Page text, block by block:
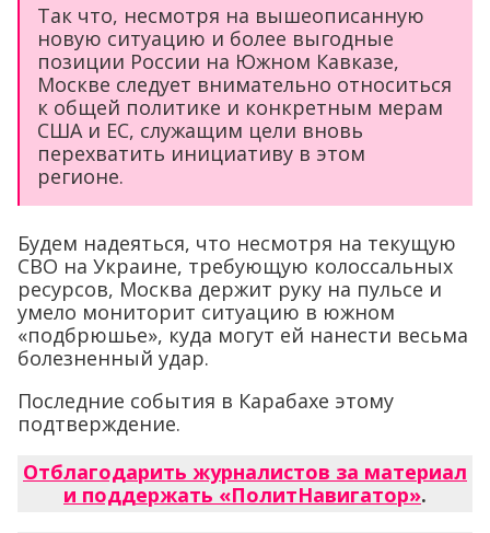
Так что, несмотря на вышеописанную
новую ситуацию и более выгодные
позиции России на Южном Кавказе,
Москве следует внимательно относиться
к общей политике и конкретным мерам
США и ЕС, служащим цели вновь
перехватить инициативу в этом
регионе.
Будем надеяться, что несмотря на текущую
СВО на Украине, требующую колоссальных
ресурсов, Москва держит руку на пульсе и
умело мониторит ситуацию в южном
«подбрюшье», куда могут ей нанести весьма
болезненный удар.
Последние события в Карабахе этому
подтверждение.
Отблагодарить журналистов за материал
и поддержать «ПолитНавигатор».